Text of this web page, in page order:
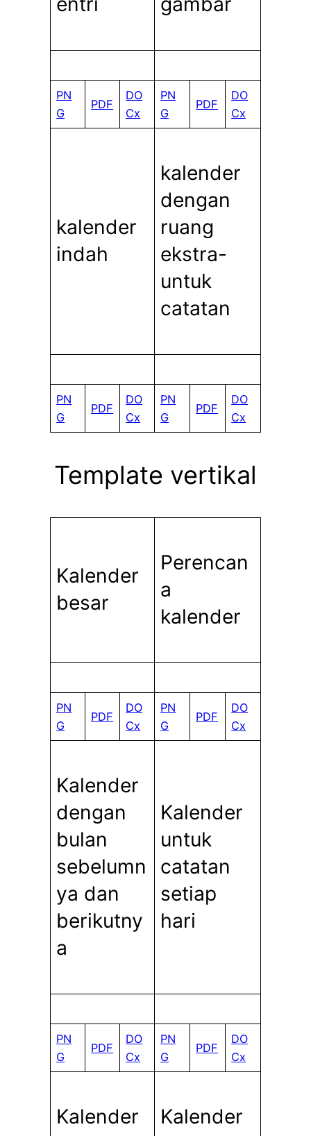
PN
G
PDF
DO
Cx
PN
G
PDF
DO
Cx
kalender
indah
kalender
dengan
ruang
ekstra-
untuk
catatan
PN
G
PDF
DO
Cx
PN
G
PDF
DO
Cx
Template vertikal
Kalender
besar
Perencan
a
kalender
PN
G
PDF
DO
Cx
PN
G
PDF
DO
Cx
Kalender
dengan
bulan
sebelumn
ya dan
berikutny
a
Kalender
untuk
catatan
setiap
hari
PN
G
PDF
DO
Cx
PN
G
PDF
DO
Cx
Kalender
Kalender